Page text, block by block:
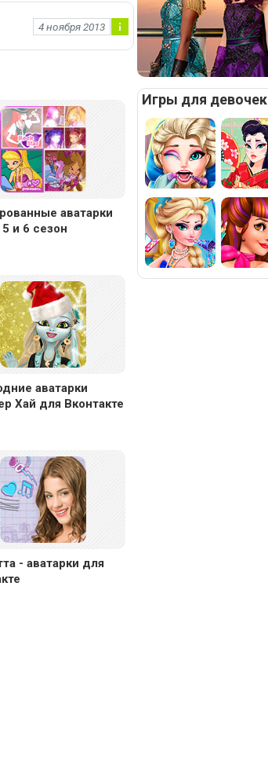
4 ноября 2013
аватарки
и 6 сезон
аватарки
Хай для Вконтакте
- аватарки для
Игры для девочек